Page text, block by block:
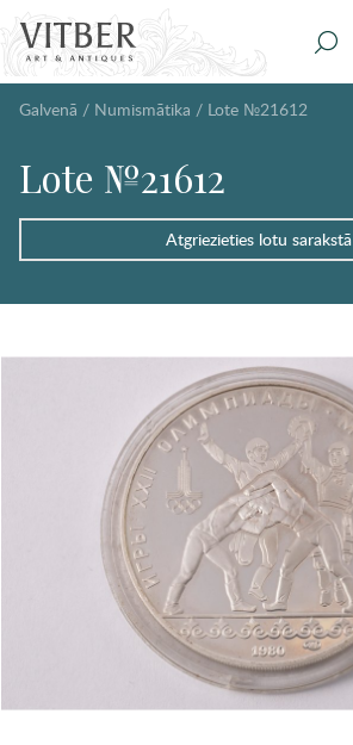
Galvenā / Numismātika / Lote №21612
Lote №21612
Atgriezieties lotu sarakstā